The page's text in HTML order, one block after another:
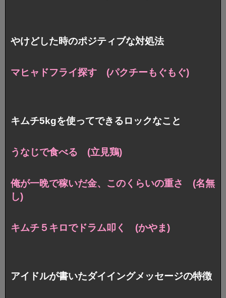
やけどした時のポジティブな対処法
マヒャドフライ探す (パクチーもぐもぐ)
キムチ5kgを使ってできるロックなこと
うなじで食べる (立見鶏)
俺が一晩で稼いだ金、このくらいの重さ (名無
し)
キムチ５キロでドラム叩く (かやま)
アイドルが書いたダイイングメッセージの特徴